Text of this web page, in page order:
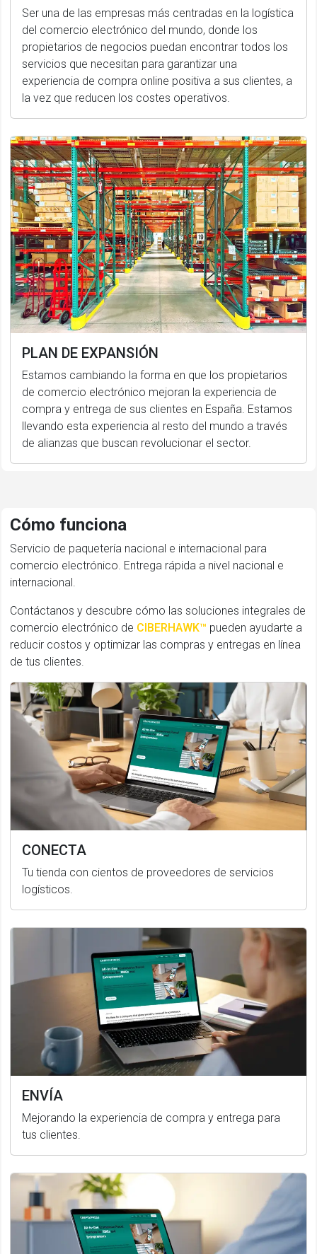
Ser una de las empresas más centradas en la logística
del comercio electrónico del mundo, donde los
propietarios de negocios puedan encontrar todos los
servicios que necesitan para garantizar una
experiencia de compra online positiva a sus clientes, a
la vez que reducen los costes operativos.
PLAN DE EXPANSIÓN
Estamos cambiando la forma en que los propietarios
de comercio electrónico mejoran la experiencia de
compra y entrega de sus clientes en España. Estamos
llevando esta experiencia al resto del mundo a través
de alianzas que buscan revolucionar el sector.
Cómo funciona
Servicio de paquetería nacional e internacional para
comercio electrónico. Entrega rápida a nivel nacional e
internacional.
Contáctanos y descubre cómo las soluciones integrales de
comercio electrónico de CIBERHAWK™ pueden ayudarte a
reducir costos y optimizar las compras y entregas en línea
de tus clientes.
CONECTA
Tu tienda con cientos de proveedores de servicios
logísticos.
ENVÍA
Mejorando la experiencia de compra y entrega para
tus clientes.